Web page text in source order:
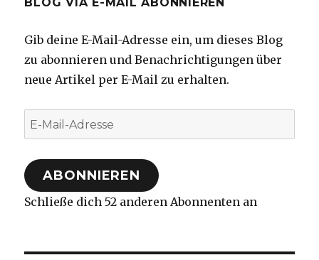
Gib deine E-Mail-Adresse ein, um dieses Blog
zu abonnieren und Benachrichtigungen über
neue Artikel per E-Mail zu erhalten.
E-
Mail-
Adresse
ABONNIEREN
Schließe dich 52 anderen Abonnenten an